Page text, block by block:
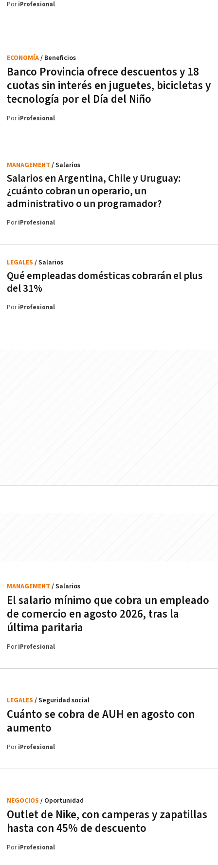
PoriProfesional
Banco Provincia ofrece descuentos y 18
cuotas sin interés en juguetes, bicicletas y
tecnología por el Día del Niño
ECONOMÍA/ Beneficios
PoriProfesional
Salarios en Argentina, Chile y Uruguay:
¿cuánto cobran un operario, un
administrativo o un programador?
MANAGEMENT / Salarios
PoriProfesional
Qué empleadas domésticas cobrarán el plus
del 31%
LEGALES / Salarios
PoriProfesional
El salario mínimo que cobra un empleado
de comercio en agosto 2026, tras la
última paritaria
MANAGEMENT / Salarios
PoriProfesional
Cuánto se cobra de AUH en agosto con
aumento
LEGALES / Seguridad social
PoriProfesional
Outlet de Nike, con camperas y zapatillas
hasta con 45% de descuento
NEGOCIOS / Oportunidad
PoriProfesional